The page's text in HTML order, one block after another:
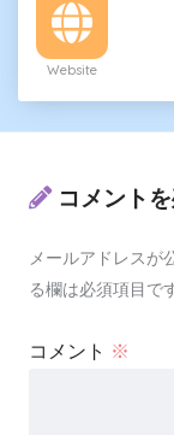
Website
コメント
メールアドレスが
る欄は必須項目で
コメント ※